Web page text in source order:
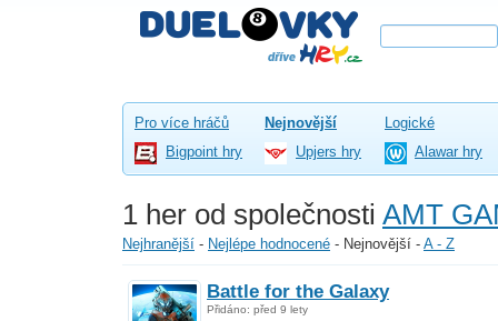
Pro více hráčů Nejnovější
Logické
Bigpoint hry
Upjers hry Alawar hry
1 her od společnosti AMT
Nejhranější - Nejlépe hodnocené - Nejnovější - A - Z
Battle for the Galaxy
Přidáno: před 9 lety